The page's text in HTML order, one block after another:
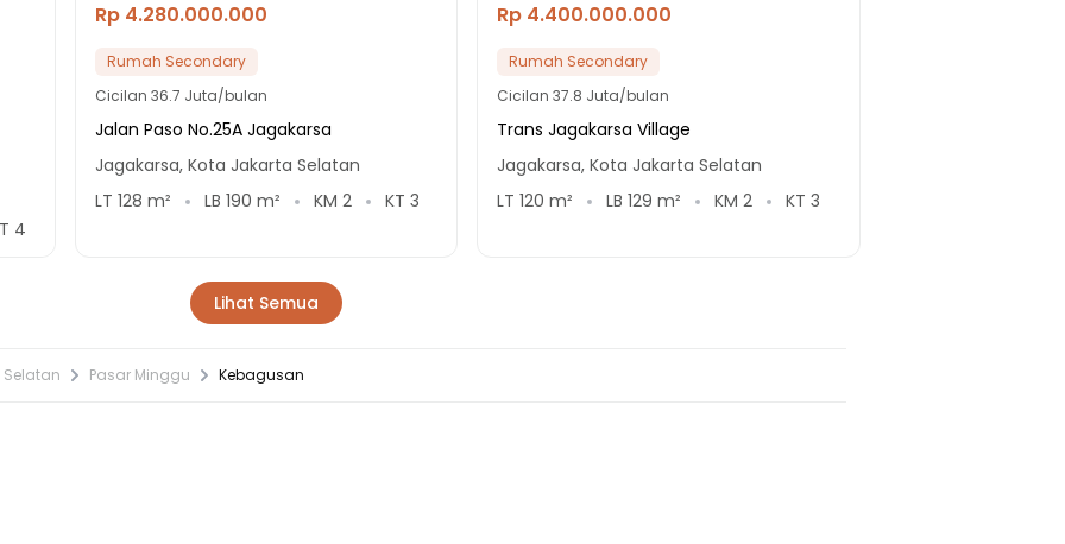
4
Rp 4.280.000.000
Rumah Secondary
Cicilan 36.7 Juta/bulan
Jalan Paso No.25A Jagakarsa
Jagakarsa, Kota Jakarta Selatan
LT 128 m² LB 190 m² KM 2 KT 3
Rp 4.400.000.000
Rumah Secondary
Cicilan37.8 Juta/bulan
Trans Jagakarsa Village
Jagakarsa, Kota Jakarta Selatan
LT120 m² LB129 m² KM2 KT3
Lihat Semua
Pasar Minggu Kebagusan